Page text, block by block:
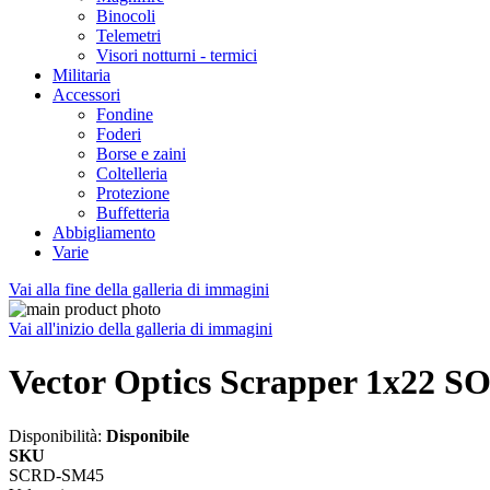
Binocoli
Telemetri
Visori notturni - termici
Militaria
Accessori
Fondine
Foderi
Borse e zaini
Coltelleria
Protezione
Buffetteria
Abbigliamento
Varie
Vai alla fine della galleria di immagini
Vai all'inizio della galleria di immagini
Vector Optics Scrapper 1x22
Disponibilità: Disponibile
SKU
SCRD-SM45